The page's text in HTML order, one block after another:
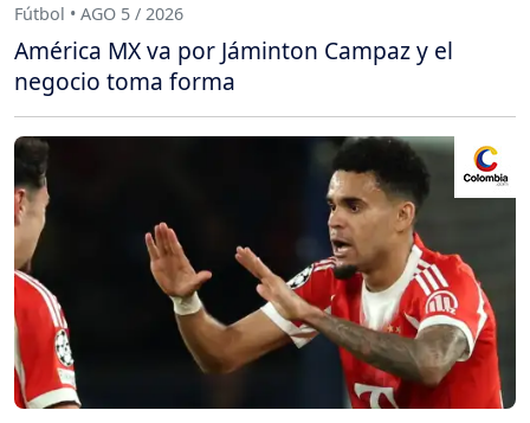
Fútbol • AGO 5 / 2026
América MX va por Jáminton Campaz y el
negocio toma forma